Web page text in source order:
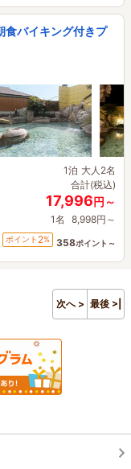
食バイキング付きプ
1泊 大人2名
合計(税込)
17,996円～
1名 8,998円～
ポイント 2% 358ポイント～
次へ > 最後 >|